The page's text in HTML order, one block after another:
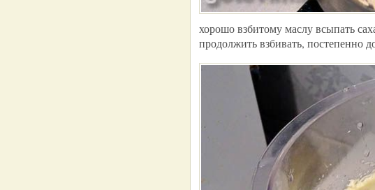
хорошо взбитому маслу всыпать
продолжить взбивать, постепенно